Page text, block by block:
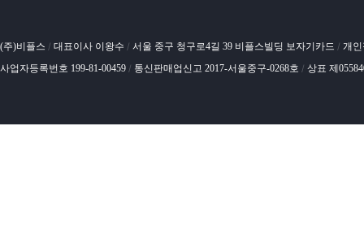
(주)비플스 / 대표이사 이왕수 / 서울 중구 청구로4길 39 비플스빌딩 보자기카드 / 개
사업자등록번호 199-81-00459 / 통신판매업신고 2017-서울중구-0268호 / 상표 제